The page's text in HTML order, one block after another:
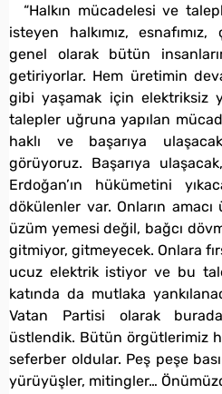
“Halkın mücadelesi ve
isteyen halkımız,
genel olarak bütün
getiriyorlar. Hem üretimin
gibi yaşamak için elektriksiz
talepler uğruna yapılan
haklı ve başarıya
görüyoruz. Başarıya
Erdoğan’ın hükümetini
dökülenler var. Onların
üzüm yemesi değil, bağcı
gitmiyor, gitmeyecek. Onlara
ucuz elektrik istiyor ve bu
katında da mutlaka
Vatan Partisi olarak
üstlendik. Bütün örgütlerimiz
seferber oldular. Peş peşe
yürüyüşler, mitingler…